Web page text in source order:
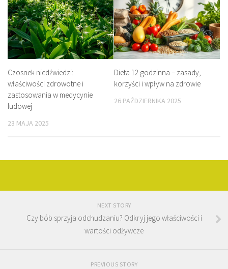
Czosnek niedźwiedzi:
właściwości zdrowotne i
zastosowania w medycynie
ludowej
23 MAJA 2025
Dieta 12 godzinna – zasady,
korzyści i wpływ na zdrowie
26 PAŹDZIERNIKA 2025
NEXT STORY
Czy bób sprzyja odchudzaniu? Odkryj jego właściwości i
wartości odżywcze
PREVIOUS STORY